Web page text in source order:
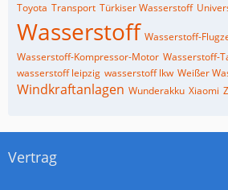
Toyota Transport Türkiser Wasserstoff
Wasserstoff Wasserstoff-
Wasserstoff-Kompressor-Motor Wasserstoff-
wasserstoff leipzig wasserstoff lkw Weißer
Windkraftanlagen Wunderakku Xiaomi
Vertrag